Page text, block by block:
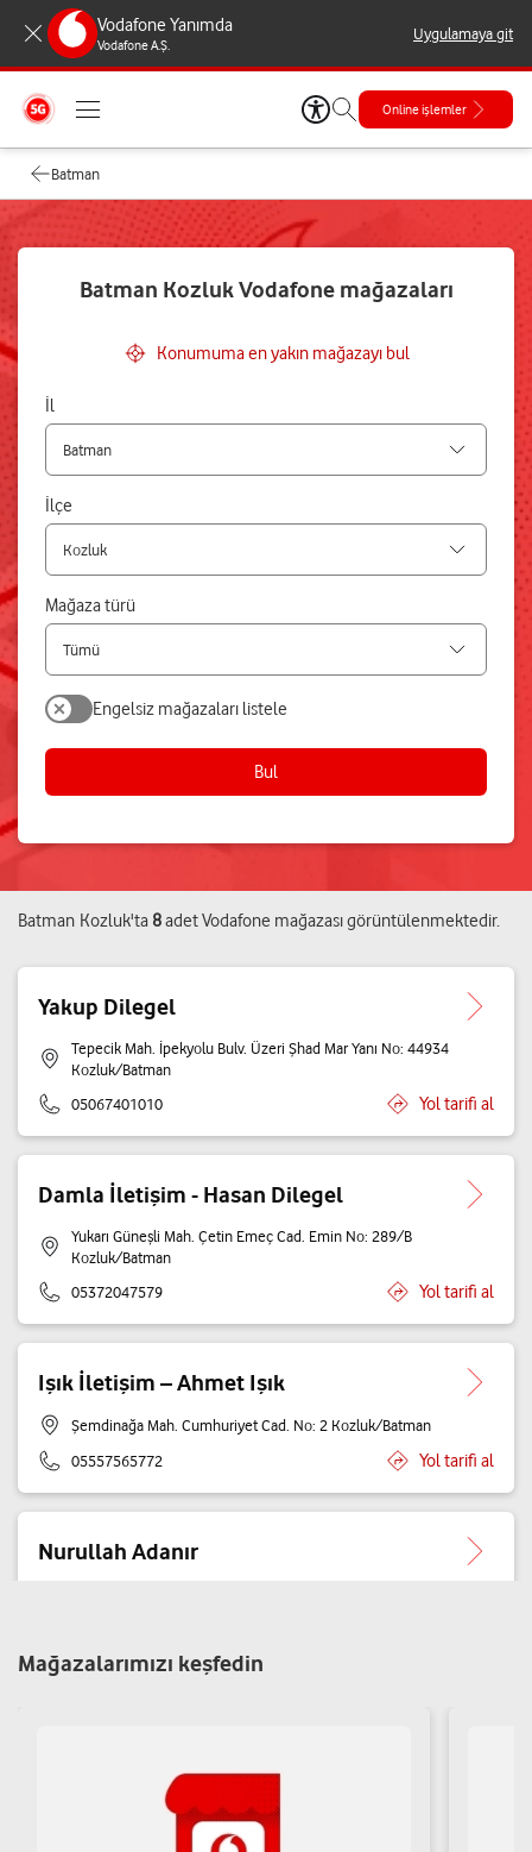
Vodafone Yanımda
Vodafone A.Ş.
Uygulamaya git
Online işlemler
Batman
Batman Kozluk Vodafone mağazaları
Konumuma en yakın mağazayı bul
İl
İlçe
Mağaza türü
Bul
Engelsiz mağazaları listele
Batman Kozluk'ta 8adetVodafone mağazasıgörüntülenmektedir.
Yakup Dilegel
Tepecik Mah. İpekyolu Bulv. Üzeri Şhad Mar Yanı No: 44934
Kozluk/Batman
05067401010
Yol tarifi al
Damla İletişim - Hasan Dilegel
Yukarı Güneşli Mah. Çetin Emeç Cad. Emin No: 289/B
Kozluk/Batman
05372047579
Yol tarifi al
Işık İletişim – Ahmet Işık
Şemdinağa Mah. Cumhuriyet Cad. No: 2 Kozluk/Batman
05557565772
Yol tarifi al
Nurullah Adanır
Mağazalarımızı keşfedin